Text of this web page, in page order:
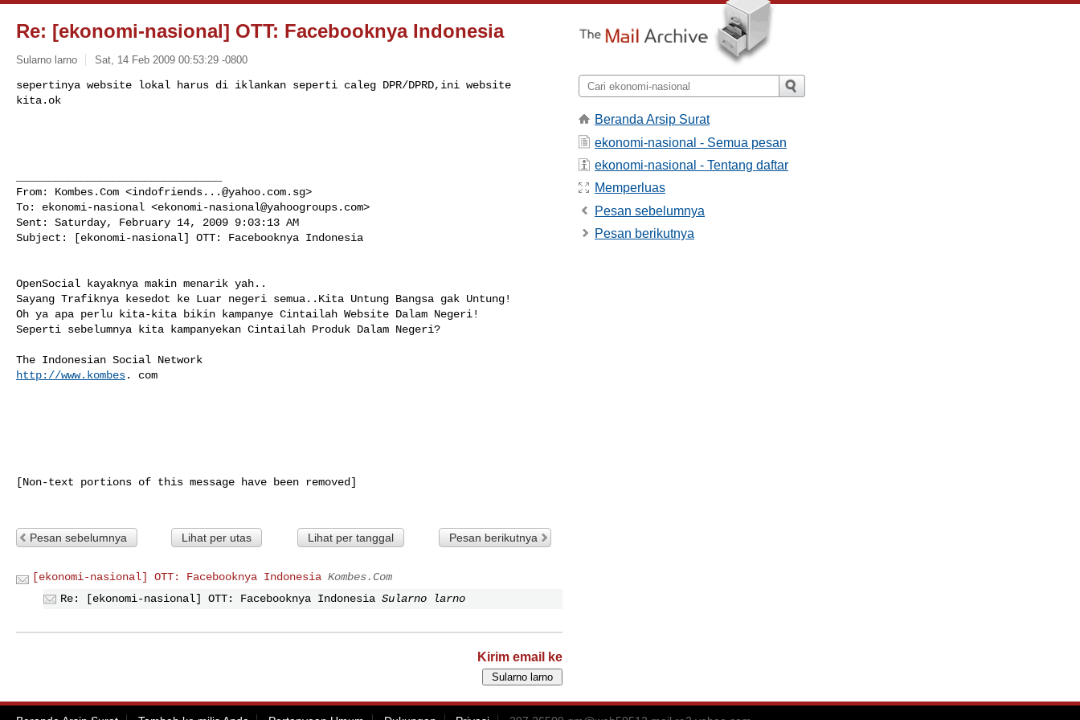
Re: [ekonomi-nasional] OTT: Facebooknya Indonesia
Sularno larno Sat, 14 Feb 2009 00:53:29 -0800
sepertinya website lokal harus di iklankan seperti caleg DPR/DPRD,ini website
kita.ok
From: Kombes.Com <indofriends...@yahoo.com.sg>
To: ekonomi-nasional <ekonomi-nasional@yahoogroups.com>
Sent: Saturday, February 14, 2009 9:03:13 AM
Subject: [ekonomi-nasional] OTT: Facebooknya Indonesia
OpenSocial kayaknya makin menarik yah..
Sayang Trafiknya kesedot ke Luar negeri semua..Kita Untung Bangsa gak Untung!
Oh ya apa perlu kita-kita bikin kampanye Cintailah Website Dalam Negeri!
Seperti sebelumnya kita kampanyekan Cintailah Produk Dalam Negeri?
http://www.kombes. com
[Non-text portions of this message have been removed]
Pesan sebelumnya Lihat per utas Lihat per tanggal Pesan berikutnya
[ekonomi-nasional] OTT: Facebooknya Indonesia Kombes.Com
Re: [ekonomi-nasional] OTT: Facebooknya Indonesia Sularno larno
Kirim email ke
Beranda Arsip Surat
ekonomi-nasional - Semua pesan
ekonomi-nasional - Tentang daftar
Memperluas
Pesan sebelumnya
Pesan berikutnya